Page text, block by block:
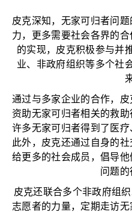
皮克深知，无家可归者问
力，更多需要社会各界的
的实现，皮克积极参与并
业、非政府组织等多个社
通过与多家企业的合作，
资助无家可归者相关的救
许多无家可归者得到了医
此外，皮克还通过自身的
给更多的社会成员，倡导
问题的
皮克还联合多个非政府组
志愿者的力量，定期走访